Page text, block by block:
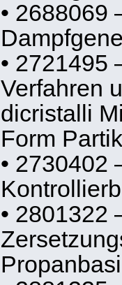
• 2688069
• 2721495
Verfahren
dicristalli
Form
• 2730402
• 2801322